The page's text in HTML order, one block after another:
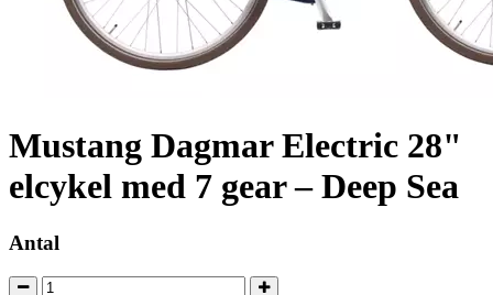
Mustang Dagmar Electric 28"
elcykel med 7 gear – Deep Sea
Antal